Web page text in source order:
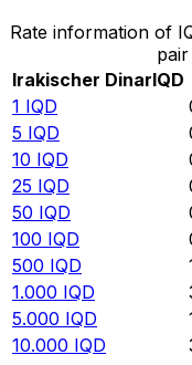
Rate information of
pair
Irakischer DinarIQD
1 IQD
5 IQD
10 IQD
25 IQD
50 IQD
100 IQD
500 IQD
1.000 IQD
5.000 IQD
10.000 IQD